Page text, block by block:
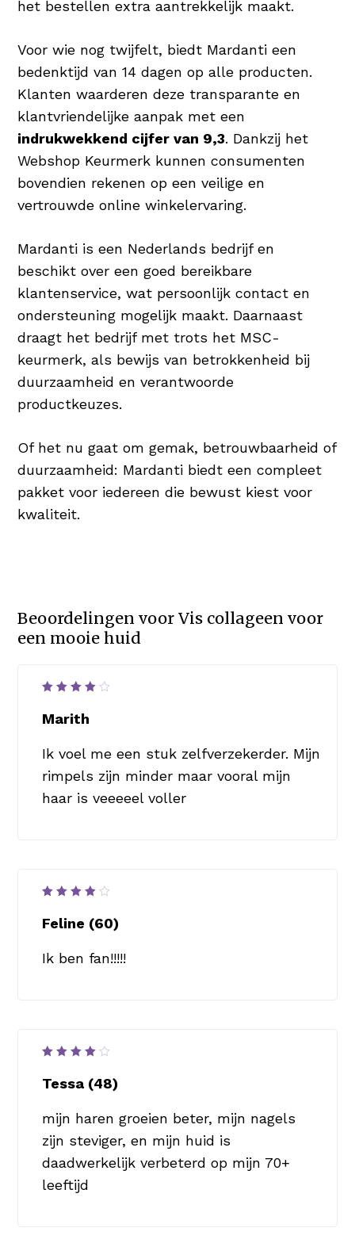
het bestellen extra aantrekkelijk maakt.
Voor wie nog twijfelt, biedt Mardanti een
bedenktijd van 14 dagen op alle producten.
Klanten waarderen deze transparante en
klantvriendelijke aanpak met een
indrukwekkend cijfer van 9,3. Dankzij het
Webshop Keurmerk kunnen consumenten
bovendien rekenen op een veilige en
vertrouwde online winkelervaring.
Mardanti is een Nederlands bedrijf en
beschikt over een goed bereikbare
klantenservice, wat persoonlijk contact en
ondersteuning mogelijk maakt. Daarnaast
draagt het bedrijf met trots het MSC-
keurmerk, als bewijs van betrokkenheid bij
duurzaamheid en verantwoorde
productkeuzes.
Of het nu gaat om gemak, betrouwbaarheid of
duurzaamheid: Mardanti biedt een compleet
pakket voor iedereen die bewust kiest voor
kwaliteit.
Beoordelingen voorVis collageen voor
een mooie huid
4 uit
5
Marith
Ik voel me een stuk zelfverzekerder. Mijn
rimpels zijn minder maar vooral mijn
haar is veeeeel voller
4
uit
5
Feline (60)
Ik ben fan!!!!!
4
5
Tessa (48)
mijn haren groeien beter, mijn nagels
zijn steviger, en mijn huid is
daadwerkelijk verbeterd op mijn 70+
leeftijd